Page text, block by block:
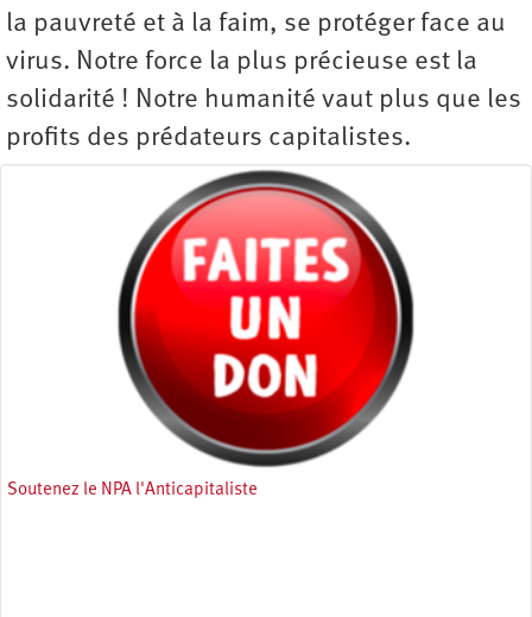
la pauvreté et à la faim, se protéger face au
virus. Notre force la plus précieuse est la
solidarité ! Notre humanité vaut plus que les
profits des prédateurs capitalistes.
Soutenez le NPA l'Anticapitaliste